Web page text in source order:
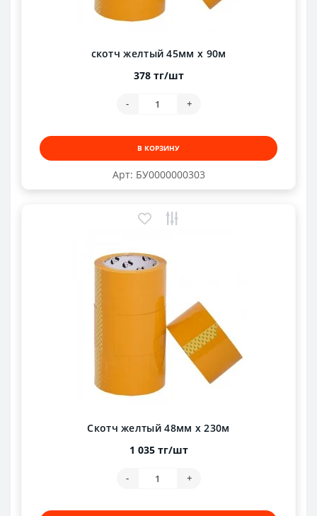
Арт: БУ0000000303
скотч желтый 45мм х 90м
378 тг/шт
- +
В КОРЗИНУ
Скотч желтый 48мм х 230м
1 035 тг/шт
- +